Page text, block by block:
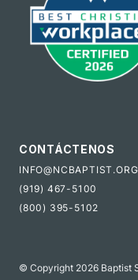
CONTÁCTENOS
INFO@NCBAPTIST.ORG
(919) 467-5100
(800) 395-5102
© Copyright 2026 Baptist